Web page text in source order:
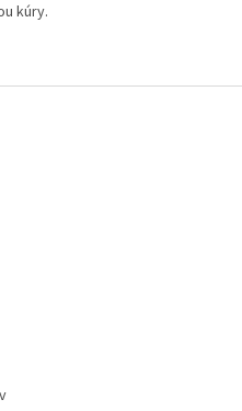
kúry.